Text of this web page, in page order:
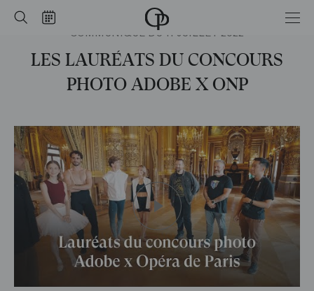
Rechercher
Calendrier Accueil
-
national
de
Paris
COMMUNIQUÉ DU 11 JUILLET 2022
LES LAURÉATS DU CONCOURS
PHOTO ADOBE X ONP